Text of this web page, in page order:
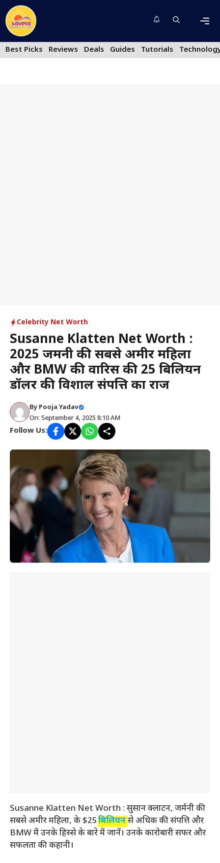
Skip
to
content
Best Picks
Reviews Deals Guides Tutorials
Celebrity Net Worth
Susanne Klatten Net Worth :
2025 जर्मनी की सबसे अमीर महिला
और BMW की वारिस की 25 बिलियन
डॉलर की विशाल संपत्ति का राज
By Pooja Yadav
On: September 4, 2025 8:10 AM
Follow Us:
Susanne Klatten Net Worth : सुसान क्लाटन, जर्मनी की
सबसे अमीर महिला, के $25बिलियनसे अधिक की संपत्ति और
BMW में उनके हिस्से के बारे में जानें। उनके कारोबारी सफर और
सफलता की कहानी।